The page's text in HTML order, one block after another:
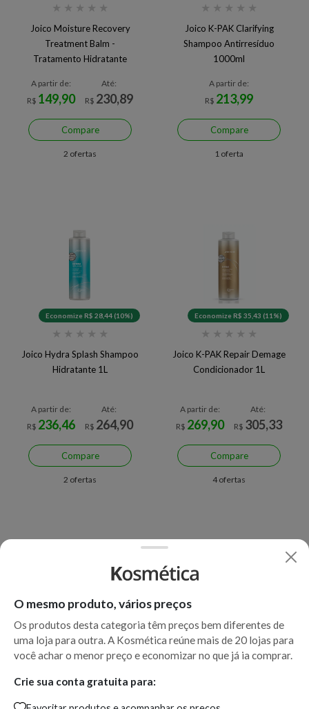
★ ★ ★ ★ ★
Joico Moisture Recovery
Treatment Balm -
Tratamento Hidratante
A partir de:
R$ 149,90
Até:
R$ 230,89
Compare
2 ofertas
★ ★ ★ ★ ★
Joico K-PAK Clarifying
Shampoo Antirresíduo
1000ml
A partir de:
R$ 213,99
Compare
1 oferta
Economize R$ 28,44 (10%)
★ ★ ★ ★ ★
Joico Hydra Splash Shampoo
Hidratante 1L
A partir de:
R$ 236,46
Até:
R$ 264,90
Compare
2 ofertas
Economize R$ 35,43 (11%)
★ ★ ★ ★ ★
Joico K-PAK Repair Demage
Condicionador 1L
A partir de:
R$ 269,90
Até:
R$ 305,33
Compare
4 ofertas
Economize R$ 162,00 (44%)
Joico K-Pak To Repair
Damage Tamanho
Profissional - Condicionador
Reconstrutor
Economize R$ 117,40 (36%)
Joico K-PAK Color Therapy
O mesmo produto, vários preços
Os produtos desta categoria têm preços bem diferentes de
uma loja para outra. A Kosmética reúne mais de 20 lojas para
você achar o menor preço e economizar no que já ia comprar.
Crie sua conta gratuita para: